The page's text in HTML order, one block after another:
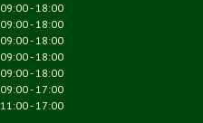
09:00 - 18:00
09:00 - 18:00
09:00 - 18:00
09:00 - 18:00
09:00 - 18:00
09:00 - 17:00
11:00 - 17:00